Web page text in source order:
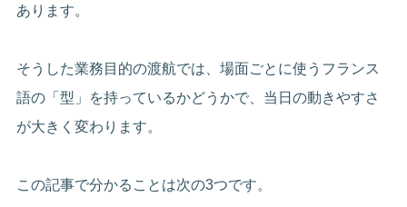
あります。
そうした業務目的の渡航では、場面ごとに使うフランス
語の「型」を持っているかどうかで、当日の動きやすさ
が大きく変わります。
この記事で分かることは次の3つです。